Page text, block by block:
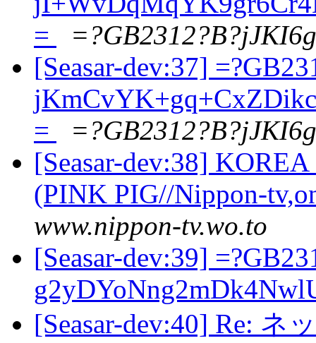
=
[Seasar-dev:37]
=
[Seasar-dev:38]
(PINK PIG//Nippon-
www.nippon-tv.wo.to
[Seasar-dev:39]
[Seasar-dev:40] Re: